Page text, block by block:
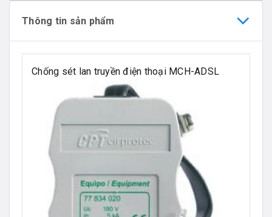
Thông tin sản phẩm
Chống sét lan truyền điện thoại MCH-ADSL